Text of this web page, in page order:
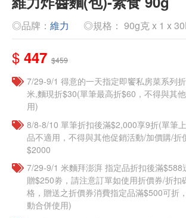
◎品牌： 維力 ◎規格： 90g克 x 1 x
$ 447 $459
7/29-9/1 得意的一天指定即饗私房菜系列
米,麵現折$30(單筆最高折$60，不得與其
用)
8/8-8/10 單筆折扣後滿$2,000享9折(單筆
品不適用，不得與其他促銷活動/加價購/折
$2000
7/29-9/1 米麵拜澎湃 指定品折扣後滿$588
贈$250劵，請注意訂單如使用折價券/折扣
格，贈送之折價券消費指定品滿$500可折
動合併使用)